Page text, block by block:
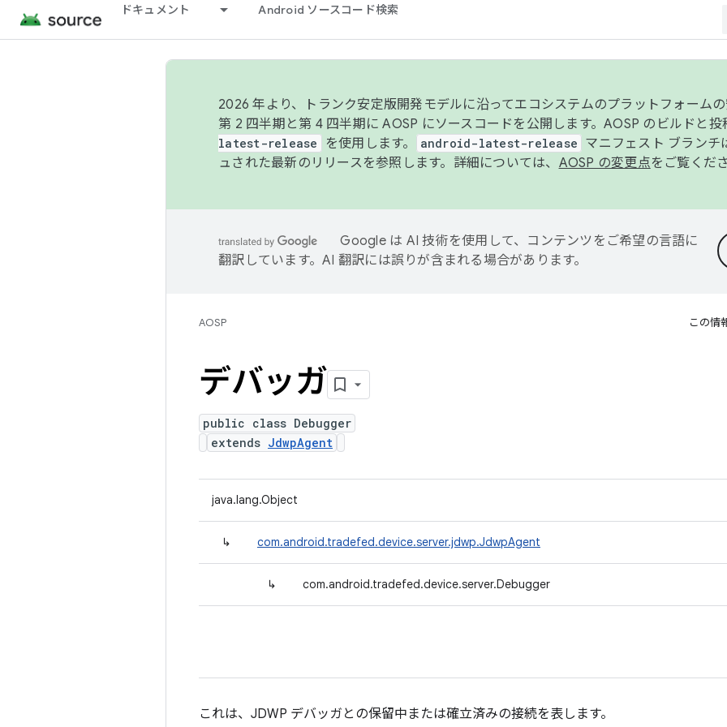
ドキュメント Android ソースコード検索
2026 年より、トランク安定版開発モデルに沿ってエコシステムのプラットフォーム
第 2 四半期と第 4 四半期に AOSP にソースコードを公開します。AOSP のビルドと投
latest-release を使用します。 android-latest-release マニフェスト ブランチ
ュされた最新のリリースを参照します。詳細については、 AOSP の変更点をご覧くだ
Google は AI 技術を使用して、コンテンツをご希望の言語に
翻訳しています。AI 翻訳には誤りが含まれる場合があります。
AOSP この情
デバッガ
public class Debugger
extends JdwpAgent
java.lang.Object
↳ com.android.tradefed.device.server.jdwp.JdwpAgent
↳ com.android.tradefed.device.server.Debugger
これは、JDWP デバッガとの保留中または確立済みの接続を表します。